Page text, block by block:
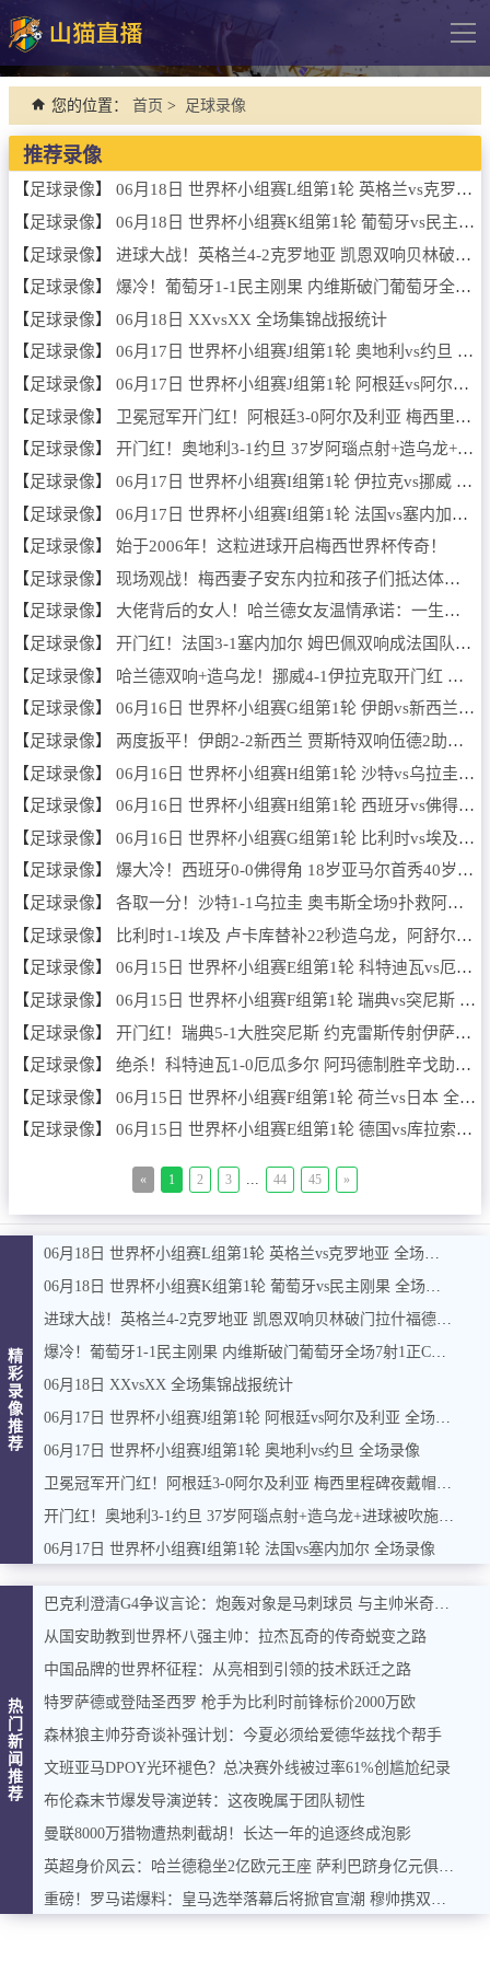
导
网站首页
足球直播
英超
德甲
法甲
意甲
欧冠杯
中超
篮球直播
NBA
CBA
录像
足球录像
篮球录像
新闻
足球新闻
篮球新闻
体育词条
您的位置： 首页 > 足球录像
推荐录像
【足球录像】
06月18日 世界杯小组赛L组第1轮 英格兰vs克罗地亚 全场录像
【 足球录像】
06月18日 世界杯小组赛K组第1轮 葡萄牙vs民主刚果 全场录像
【足球录像】
进球大战！英格兰4-2克罗地亚 凯恩双响贝林破门拉什福德替补建功
【 足球录像】
爆冷！葡萄牙1-1民主刚果 内维斯破门葡萄牙全场7射1正C罗3射0正
【 足球录像】
06月18日 XXvsXX 全场集锦战报统计
【足球录像】
06月17日 世界杯小组赛J组第1轮 奥地利vs约旦 全场录像
【 足球录像】
06月17日 世界杯小组赛J组第1轮 阿根廷vs阿尔及利亚 全场录像
【 足球录像】
卫冕冠军开门红！阿根廷3-0阿尔及利亚 梅西里程碑夜戴帽+世界波
【足球录像】
开门红！奥地利3-1约旦 37岁阿瑙点射+造乌龙+进球被吹施密德建功
【 足球录像】
06月17日 世界杯小组赛I组第1轮 伊拉克vs挪威 全场录像
【足球录像】
06月17日 世界杯小组赛I组第1轮 法国vs塞内加尔 全场录像
【 足球录像】
始于2006年！这粒进球开启梅西世界杯传奇！
【 足球录像】
现场观战！梅西妻子安东内拉和孩子们抵达体育场！
【足球录像】
大佬背后的女人！哈兰德女友温情承诺：一生守护他的足球梦
【 足球录像】
开门红！法国3-1塞内加尔 姆巴佩双响成法国队史射手王奥利塞助攻
【 足球录像】
哈兰德双响+造乌龙！挪威4-1伊拉克取开门红 亚足联球队本届首败
【足球录像】
06月16日 世界杯小组赛G组第1轮 伊朗vs新西兰 全场录像
【 足球录像】
两度扳平！伊朗2-2新西兰 贾斯特双响伍德2助攻 雷扎伊扬传射
【足球录像】
06月16日 世界杯小组赛H组第1轮 沙特vs乌拉圭 全场录像
【 足球录像】
06月16日 世界杯小组赛H组第1轮 西班牙vs佛得角 全场录像
【 足球录像】
06月16日 世界杯小组赛G组第1轮 比利时vs埃及 全场录像
【足球录像】
爆大冷！西班牙0-0佛得角 18岁亚马尔首秀40岁门将沃齐尼亚神表现
【 足球录像】
各取一分！沙特1-1乌拉圭 奥韦斯全场9扑救阿姆里破门阿劳霍扳平
【 足球录像】
比利时1-1埃及 卢卡库替补22秒造乌龙，阿舒尔建功德布劳内中柱
【足球录像】
06月15日 世界杯小组赛E组第1轮 科特迪瓦vs厄瓜多尔 全场录像
【 足球录像】
06月15日 世界杯小组赛F组第1轮 瑞典vs突尼斯 全场录像
【足球录像】
开门红！瑞典5-1大胜突尼斯 约克雷斯传射伊萨克1射2传阿亚里双响
【 足球录像】
绝杀！科特迪瓦1-0厄瓜多尔 阿玛德制胜辛戈助攻 两队4中门框
【 足球录像】
06月15日 世界杯小组赛F组第1轮 荷兰vs日本 全场录像
【足球录像】 06月15日 世界杯小组赛E组第1轮 德国vs库拉索 全场录像
« 1 2 3 44 45 »
精
彩
录
像
推
荐
06月18日 XXvsXX 全场集锦战报统计
06月17日 世界杯小组赛J组第1轮 奥地利vs约旦 全场录像
06月17日 世界杯小组赛I组第1轮 法国vs塞内加尔 全场录像
热
门
新
闻
推
荐
从国安助教到世界杯八强主帅：拉杰瓦奇的传奇蜕变之路
中国品牌的世界杯征程：从亮相到引领的技术跃迁之路
特罗萨德或登陆圣西罗 枪手为比利时前锋标价2000万欧
森林狼主帅芬奇谈补强计划：今夏必须给爱德华兹找个帮手
文班亚马DPOY光环褪色？总决赛外线被过率61%创尴尬纪录
布伦森末节爆发导演逆转：这夜晚属于团队韧性
曼联8000万猎物遭热刺截胡！长达一年的追逐终成泡影